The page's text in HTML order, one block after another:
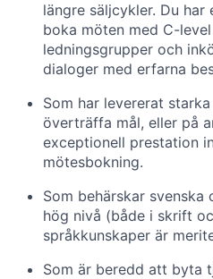
längre säljcykler. Du
boka möten med C-
ledningsgrupper och
dialoger med erfarna
Som har levererat
överträffa mål, eller på
exceptionell prestation
mötesbokning.
Som behärskar
hög nivå (både i skrift
språkkunskaper är
Som är beredd att byta